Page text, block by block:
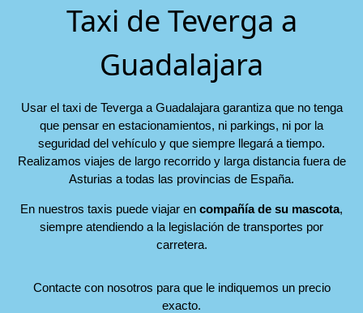
Taxi de Teverga a
Guadalajara
Usar el taxi de Teverga a Guadalajara garantiza que no tenga
que pensar en estacionamientos, ni parkings, ni por la
seguridad del vehículo y que siempre llegará a tiempo.
Realizamos viajes de largo recorrido y larga distancia fuera de
Asturias a todas las provincias de España.
En nuestros taxis puede viajar en compañía de su mascota,
siempre atendiendo a la legislación de transportes por
carretera.
Contacte con nosotros para que le indiquemos un precio
exacto.